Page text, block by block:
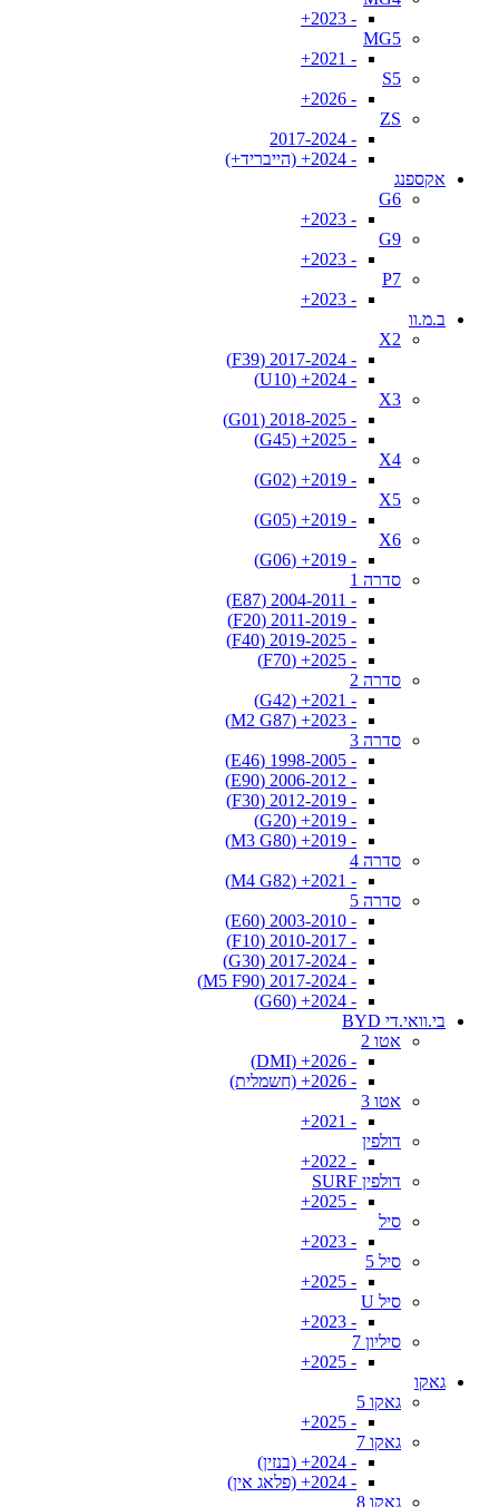
- 2023+
MG5
- 2021+
S5
- 2026+
ZS
- 2017-2024
- 2024+ (הייבריד+)
אקספנג
G6
- 2023+
G9
- 2023+
P7
- 2023+
ב.מ.וו
X2
- 2017-2024 (F39)
- 2024+ (U10)
X3
- 2018-2025 (G01)
- 2025+ (G45)
X4
- 2019+ (G02)
X5
- 2019+ (G05)
X6
- 2019+ (G06)
סדרה 1
- 2004-2011 (E87)
- 2011-2019 (F20)
- 2019-2025 (F40)
- 2025+ (F70)
סדרה 2
- 2021+ (G42)
- 2023+ (M2 G87)
סדרה 3
- 1998-2005 (E46)
- 2006-2012 (E90)
- 2012-2019 (F30)
- 2019+ (G20)
- 2019+ (M3 G80)
סדרה 4
- 2021+ (M4 G82)
סדרה 5
- 2003-2010 (E60)
- 2010-2017 (F10)
- 2017-2024 (G30)
- 2017-2024 (M5 F90)
- 2024+ (G60)
בי.וואי.די BYD
אטו 2
- 2026+ (DMI)
- 2026+ (חשמלית)
אטו 3
- 2021+
דולפין
- 2022+
דולפין SURF
- 2025+
סיל
- 2023+
סיל 5
- 2025+
סיל U
- 2023+
סיליון 7
- 2025+
גאקו
גאקו 5
- 2025+
גאקו 7
- 2024+ (בנזין)
- 2024+ (פלאג אין)
גאקו 8